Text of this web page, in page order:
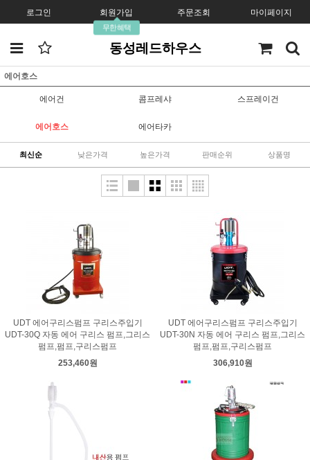
로그인 회원가입
무한혜택
주문조회 마이페이지
동성레드하우스
에어호스
에어건 콤프레샤 스프레이건
에어호스 에어타카
최신순 낮은가격 높은가격 판매순위 상품명
UDT 에어구리스펌프 구리스주입기
UDT-30Q 자동 에어 구리스 펌프,그리스
펌프,펌프,구리스펌프
253,460원
UDT 에어구리스펌프 구리스주입기
UDT-30N 자동 에어 구리스 펌프,그리스
펌프,펌프,구리스펌프
306,910원